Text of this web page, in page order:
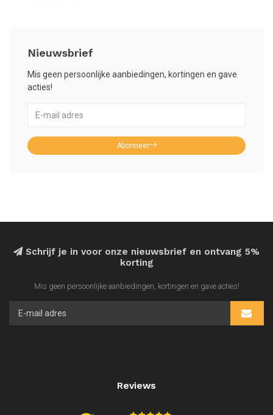
Nieuwsbrief
Mis geen persoonlijke aanbiedingen, kortingen en gave
acties!
Abonneer
Schrijf je in voor onze nieuwsbrief en ontvang 5%
korting
Mis geen persoonlijke aanbiedingen, kortingen en gave acties!
Reviews